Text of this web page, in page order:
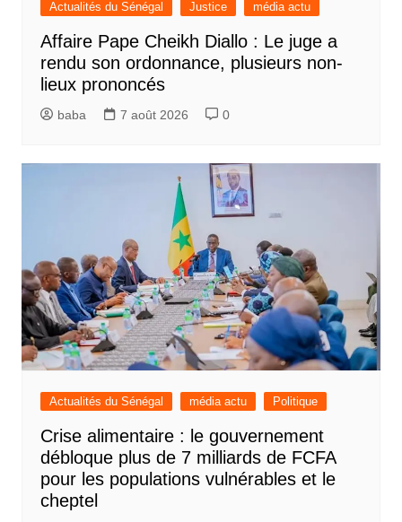
Actualités du Sénégal Justice média actu
Affaire Pape Cheikh Diallo : Le juge a
rendu son ordonnance, plusieurs non-
lieux prononcés
baba 7 août 2026 0
Actualités du Sénégal média actu Politique
Crise alimentaire : le gouvernement
débloque plus de 7 milliards de FCFA
pour les populations vulnérables et le
cheptel